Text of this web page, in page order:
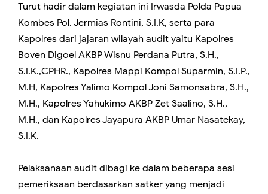
Turut hadir dalam kegiatan ini Irwasda Polda Papua
Kombes Pol. Jermias Rontini, S.I.K, serta para
Kapolres dari jajaran wilayah audit yaitu Kapolres
Boven Digoel AKBP Wisnu Perdana Putra, S.H.,
S.I.K.,CPHR., Kapolres Mappi Kompol Suparmin, S.I.P.,
M.H, Kapolres Yalimo Kompol Joni Samonsabra, S.H.,
M.H., Kapolres Yahukimo AKBP Zet Saalino, S.H.,
M.H., dan Kapolres Jayapura AKBP Umar Nasatekay,
S.I.K.
Pelaksanaan audit dibagi ke dalam beberapa sesi
pemeriksaan berdasarkan satker yang menjadi